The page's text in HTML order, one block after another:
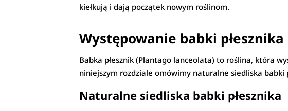
kiełkują i dają początek nowym roślinom.
Występowanie babki płesznika
Babka płesznik (Plantago lanceolata) to roślina, która
niniejszym rozdziale omówimy naturalne siedliska babki
Naturalne siedliska babki płesznika